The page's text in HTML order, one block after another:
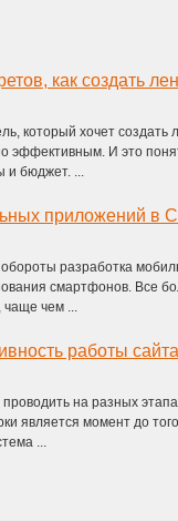
как создать
который хочет создать
эффективным. И это
и бюджет. ...
разработка
смартфонов. Все
чаще чем ...
работы
на разных
является момент до
...